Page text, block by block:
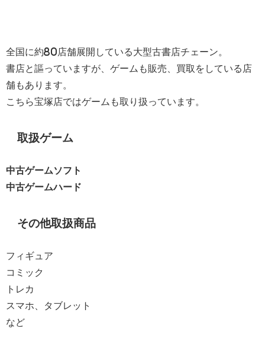
全国に約80店舗展開している大型古書店チェーン。
書店と謳っていますが、ゲームも販売、買取をしている店
舗もあります。
こちら宝塚店ではゲームも取り扱っています。
取扱ゲーム
中古ゲームソフト
中古ゲームハード
その他取扱商品
フィギュア
コミック
トレカ
スマホ、タブレット
など